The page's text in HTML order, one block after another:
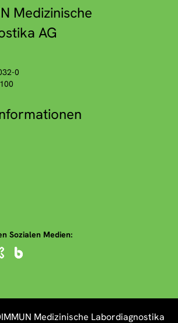
Medizinische
AG
0
Sozialen Medien:
Medizinische Labordiagnostika